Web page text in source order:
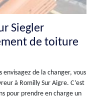
Siegler
de toiture
de la changer, vous
à Romilly Sur Aigre. C’est
pour prendre en charge un